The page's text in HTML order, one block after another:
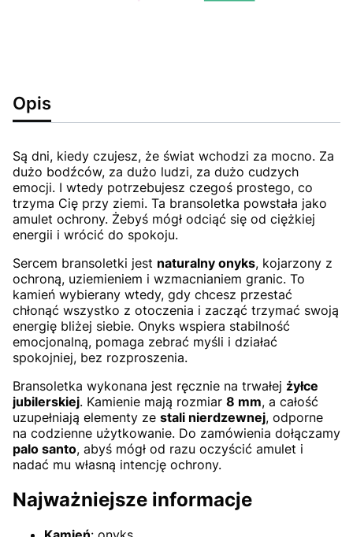
Opis
Są dni, kiedy czujesz, że świat wchodzi za mocno. Za
dużo bodźców, za dużo ludzi, za dużo cudzych
emocji. I wtedy potrzebujesz czegoś prostego, co
trzyma Cię przy ziemi. Ta bransoletka powstała jako
amulet ochrony. Żebyś mógł odciąć się od ciężkiej
energii i wrócić do spokoju.
Sercem bransoletki jest naturalny onyks, kojarzony z
ochroną, uziemieniem i wzmacnianiem granic. To
kamień wybierany wtedy, gdy chcesz przestać
chłonąć wszystko z otoczenia i zacząć trzymać swoją
energię bliżej siebie. Onyks wspiera stabilność
emocjonalną, pomaga zebrać myśli i działać
spokojniej, bez rozproszenia.
Bransoletka wykonana jest ręcznie na trwałej żyłce
jubilerskiej. Kamienie mają rozmiar 8 mm, a całość
uzupełniają elementy ze stali nierdzewnej, odporne
na codzienne użytkowanie. Do zamówienia dołączamy
palo santo, abyś mógł od razu oczyścić amulet i
nadać mu własną intencję ochrony.
Najważniejsze informacje